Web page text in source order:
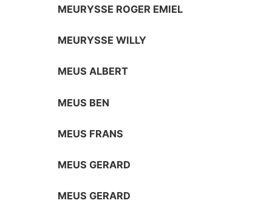
MEURYSSE ROGER EMIEL
MEURYSSE WILLY
MEUS ALBERT
MEUS BEN
MEUS FRANS
MEUS GERARD
MEUS GERARD